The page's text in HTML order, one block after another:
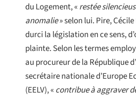
du Logement, «restée
anomalie» selon lui. Pire,
durci la législation en ce sens,
plainte. Selon les termes
au procureur de la République
secrétaire nationale d’Europe
(EELV), «contribue à aggraver